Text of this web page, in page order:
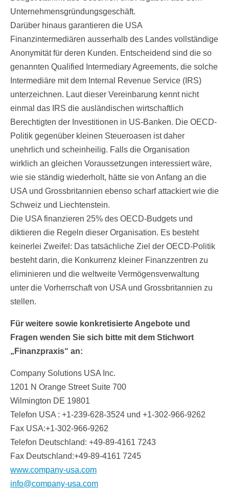
Unternehmensgründungsgeschäft.
Darüber hinaus garantieren die USA
Finanzintermediären ausserhalb des Landes vollständige
Anonymität für deren Kunden. Entscheidend sind die so
genannten Qualified Intermediary Agreements, die solche
Intermediäre mit dem Internal Revenue Service (IRS)
unterzeichnen. Laut dieser Vereinbarung kennt nicht
einmal das IRS die ausländischen wirtschaftlich
Berechtigten der Investitionen in US-Banken. Die OECD-
Politik gegenüber kleinen Steueroasen ist daher
unehrlich und scheinheilig. Falls die Organisation
wirklich an gleichen Voraussetzungen interessiert wäre,
wie sie ständig wiederholt, hätte sie von Anfang an die
USA und Grossbritannien ebenso scharf attackiert wie die
Schweiz und Liechtenstein.
Die USA finanzieren 25% des OECD-Budgets und
diktieren die Regeln dieser Organisation. Es besteht
keinerlei Zweifel: Das tatsächliche Ziel der OECD-Politik
besteht darin, die Konkurrenz kleiner Finanzzentren zu
eliminieren und die weltweite Vermögensverwaltung
unter die Vorherrschaft von USA und Grossbritannien zu
stellen.
Für weitere sowie konkretisierte Angebote und
Fragen wenden Sie sich bitte mit dem Stichwort
„Finanzpraxis“ an:
Company Solutions USA Inc.
1201 N Orange Street Suite 700
Wilmington DE 19801
Telefon USA : +1-239-628-3524 und +1-302-966-9262
Fax USA:+1-302-966-9262
Telefon Deutschland: +49-89-4161 7243
Fax Deutschland:+49-89-4161 7245
www.company-usa.com
info@company-usa.com